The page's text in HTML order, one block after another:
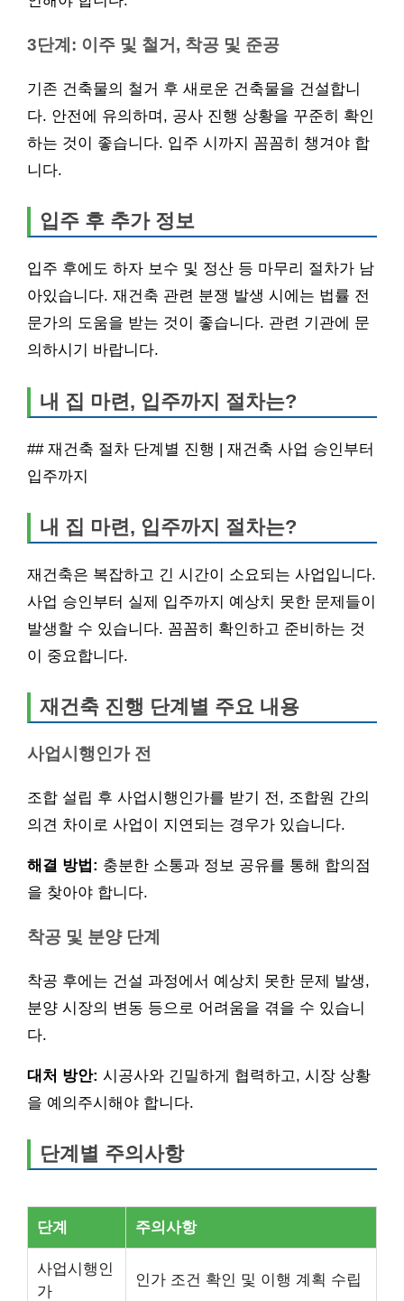
3단계: 이주 및 철거, 착공 및 준공
기존 건축물의 철거 후 새로운 건축물을 건설합니
다. 안전에 유의하며, 공사 진행 상황을 꾸준히 확인
하는 것이 좋습니다. 입주 시까지 꼼꼼히 챙겨야 합
니다.
입주 후 추가 정보
입주 후에도 하자 보수 및 정산 등 마무리 절차가 남
아있습니다. 재건축 관련 분쟁 발생 시에는 법률 전
문가의 도움을 받는 것이 좋습니다. 관련 기관에 문
의하시기 바랍니다.
내 집 마련, 입주까지 절차는?
## 재건축 절차 단계별 진행 | 재건축 사업 승인부터
입주까지
내 집 마련, 입주까지 절차는?
재건축은 복잡하고 긴 시간이 소요되는 사업입니다.
사업 승인부터 실제 입주까지 예상치 못한 문제들이
발생할 수 있습니다. 꼼꼼히 확인하고 준비하는 것
이 중요합니다.
재건축 진행 단계별 주요 내용
사업시행인가 전
조합 설립 후 사업시행인가를 받기 전, 조합원 간의
의견 차이로 사업이 지연되는 경우가 있습니다.
해결 방법: 충분한 소통과 정보 공유를 통해 합의점
을 찾아야 합니다.
착공 및 분양 단계
착공 후에는 건설 과정에서 예상치 못한 문제 발생,
분양 시장의 변동 등으로 어려움을 겪을 수 있습니
다.
대처 방안: 시공사와 긴밀하게 협력하고, 시장 상황
을 예의주시해야 합니다.
단계별 주의사항
단계 주의사항
사업시행인
가
인가 조건 확인 및 이행 계획 수립